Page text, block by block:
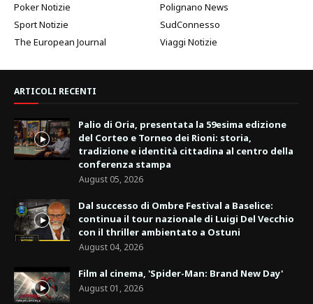
Poker Notizie
Polignano News
Sport Notizie
SudConnesso
The European Journal
Viaggi Notizie
ARTICOLI RECENTI
Palio di Oria, presentata la 59esima edizione
del Corteo e Torneo dei Rioni: storia,
tradizione e identità cittadina al centro della
conferenza stampa
August 05, 2026
Dal successo di Ombre Festival a Baselice:
continua il tour nazionale di Luigi Del Vecchio
con il thriller ambientato a Ostuni
August 04, 2026
Film al cinema, 'Spider-Man: Brand New Day'
August 01, 2026